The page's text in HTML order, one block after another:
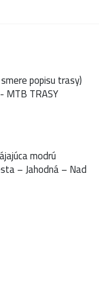
popisu trasy)
MTB TRASY
modrú
– Jahodná – Nad